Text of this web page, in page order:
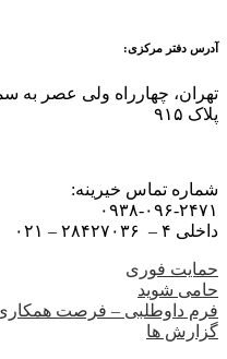
آدرس دفتر مرکزی:
تهران، چهارراه ولی عصر به
پلاک ۹۱۵
شماره تماس خیرینه:
۰۹۳۸-۰۹۶-۲۴۷۱
داخلی ۴ – ۲۸۴۲۷۰۳۶ – ۰۲۱
حمایت فوری
حامی شوید
فرم داوطلبی – فرصت
گزارش ها